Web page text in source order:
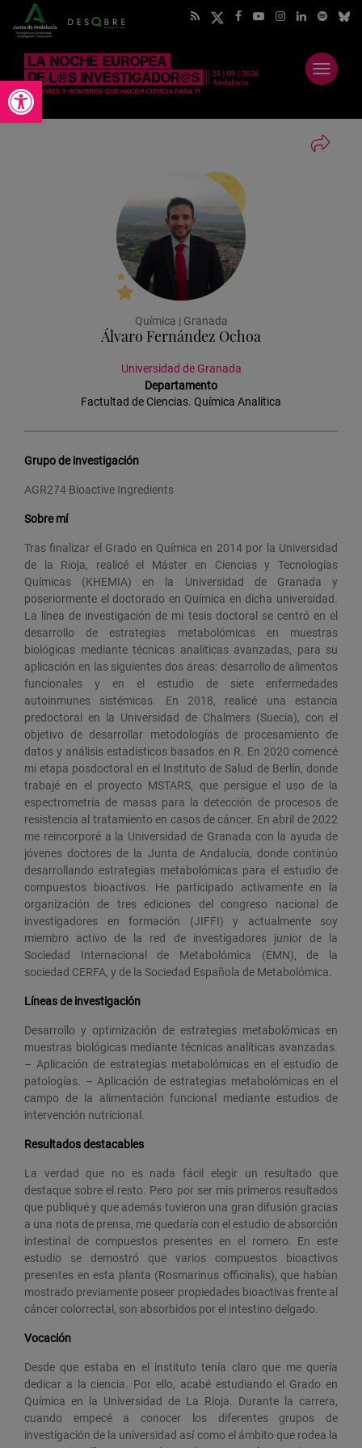
Abrir barra de herramientas
Abrir
menú
Química | Granada
Álvaro Fernández Ochoa
Universidad de Granada
Departamento
Factultad de Ciencias. Química Analítica
Grupo de investigación
AGR274 Bioactive Ingredients
Sobre mí
Tras finalizar el Grado en Química en 2014 por la Universidad
de la Rioja, realicé el Máster en Ciencias y Tecnologías
Químicas (KHEMIA) en la Universidad de Granada y
poseriormente el doctorado en Química en dicha universidad.
La línea de investigación de mi tesis doctoral se centró en el
desarrollo de estrategias metabolómicas en muestras
biológicas mediante técnicas analíticas avanzadas, para su
aplicación en las siguientes dos áreas: desarrollo de alimentos
funcionales y en el estudio de siete enfermedades
autoinmunes sistémicas. En 2018, realicé una estancia
predoctoral en la Universidad de Chalmers (Suecia), con el
objetivo de desarrollar metodologías de procesamiento de
datos y análisis estadísticos basados en R. En 2020 comencé
mi etapa posdoctoral en el Instituto de Salud de Berlín, donde
trabajé en el proyecto MSTARS, que persigue el uso de la
espectrometría de masas para la detección de procesos de
resistencia al tratamiento en casos de cáncer. En abril de 2022
me reincorporé a la Universidad de Granada con la ayuda de
jóvenes doctores de la Junta de Andalucía, donde continúo
desarrollando estrategias metabolómicas para el estudio de
compuestos bioactivos. He participado activamente en la
organización de tres ediciones del congreso nacional de
investigadores en formación (JIFFI) y actualmente soy
miembro activo de la red de investigadores junior de la
Sociedad Internacional de Metabolómica (EMN), de la
sociedad CERFA, y de la Sociedad Española de Metabolómica.
Líneas de investigación
Desarrollo y optimización de estrategias metabolómicas en
muestras biológicas mediante técnicas analíticas avanzadas.
– Aplicación de estrategias metabolómicas en el estudio de
patologías. – Aplicación de estrategias metabolómicas en el
campo de la alimentación funcional mediante estudios de
intervención nutricional.
Resultados destacables
La verdad que no es nada fácil elegir un resultado que
destaque sobre el resto. Pero por ser mis primeros resultados
que publiqué y que además tuvieron una gran difusión gracias
a una nota de prensa, me quedaría con el estudio de absorción
intestinal de compuestos presentes en el romero. En este
estudio se demostró que varios compuestos bioactivos
presentes en esta planta (Rosmarinus officinalis), que habían
mostrado previamente poseer propiedades bioactivas frente al
cáncer colorrectal, son absorbidos por el intestino delgado.
Vocación
Desde que estaba en el instituto tenía claro que me quería
dedicar a la ciencia. Por ello, acabé estudiando el Grado en
Química en la Universidad de La Rioja. Durante la carrera,
cuando empecé a conocer los diferentes grupos de
investigación de la universidad así como el ámbito que rodea la